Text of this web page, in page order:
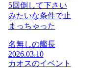
5回倒して下さい
みたいな条件で止
まっちゃった
名無しの艦長
2026.03.10
カオスのイベント